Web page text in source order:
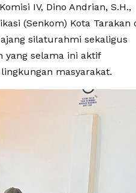
IV, Dino Andrian, S.H.,
(Senkom) Kota Tarakan
silaturahmi sekaligus
yang selama ini aktif
masyarakat.